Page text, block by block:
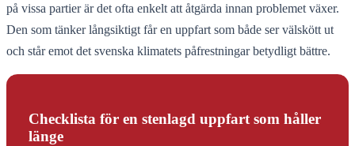
på vissa partier är det ofta enkelt att åtgärda innan problemet växer.
Den som tänker långsiktigt får en uppfart som både ser välskött ut
och står emot det svenska klimatets påfrestningar betydligt bättre.
Checklista för en stenlagd uppfart som håller
länge